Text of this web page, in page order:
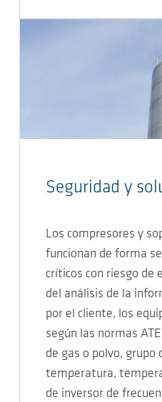
Seguridad y
Los compresores y
funcionan de forma
críticos con riesgo de
del análisis de la
por el cliente, los
según las normas
de gas o polvo, grupo
temperatura,
de inversor de